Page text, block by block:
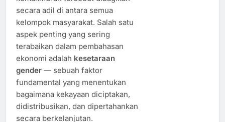
secara adil di antara semua
kelompok masyarakat. Salah satu
aspek penting yang sering
terabaikan dalam pembahasan
ekonomi adalah kesetaraan
gender — sebuah faktor
fundamental yang menentukan
bagaimana kekayaan diciptakan,
didistribusikan, dan dipertahankan
secara berkelanjutan.